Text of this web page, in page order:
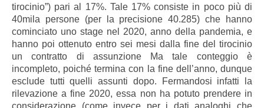
tirocinio”) pari al 17%. Tale 17% consiste in poco più di
40mila persone (per la precisione 40.285) che hanno
cominciato uno stage nel 2020, anno della pandemia, e
hanno poi ottenuto entro sei mesi dalla fine del tirocinio
un contratto di assunzione Ma tale conteggio è
incompleto, poiché termina con la fine dell’anno, dunque
esclude tutti quelli assunti dopo.
Fermandosi infatti la
rilevazione a fine 2020, essa non ha potuto prendere in
considerazione (come invece per i dati analoghi che